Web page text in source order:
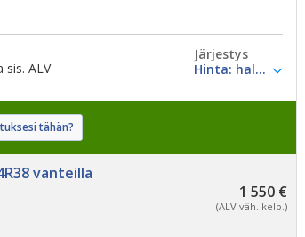
sis. ALV
Järjestys
tähän?
vanteilla
1 550 €
(ALV väh. kelp.)